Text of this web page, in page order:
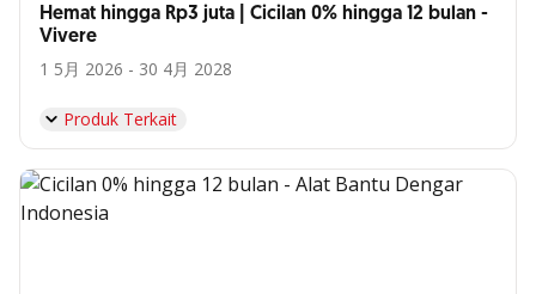
Hemat hingga Rp3 juta | Cicilan 0% hingga 12 bulan -
Vivere
1 5月 2026 - 30 4月 2028
Produk Terkait